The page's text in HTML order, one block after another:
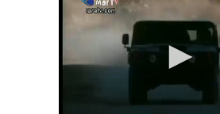
Hakkari'de JİHA
kilo esrar ele geçirildi
Keşan Kent
ziyareti